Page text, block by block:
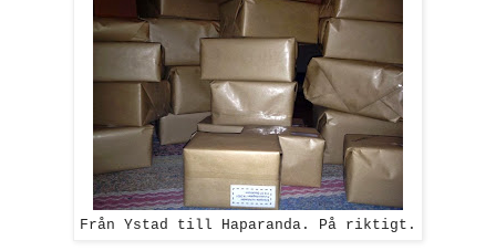
Från Ystad till Haparanda. På riktigt.